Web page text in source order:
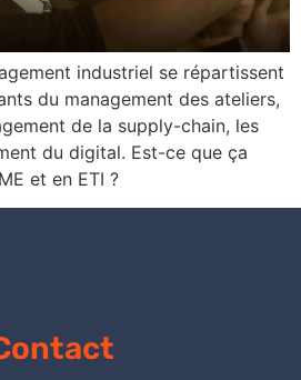
industriel se répartissent
du management des ateliers,
de la supply-chain, les
du digital. Est-ce que ça
et en ETI ?